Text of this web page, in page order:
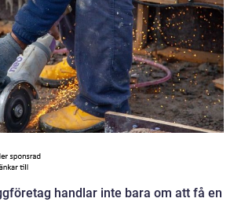
handlar inte bara om att få en